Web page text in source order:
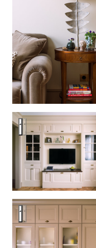
Квартира в Москве
Квартира в Москве